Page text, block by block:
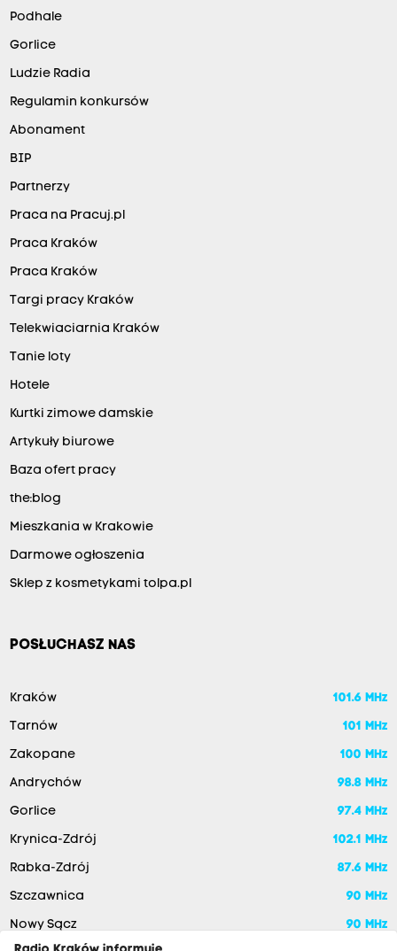
Podhale
Gorlice
Ludzie Radia
Regulamin konkursów
Abonament
BIP
Partnerzy
Praca na Pracuj.pl
Praca Kraków
Praca Kraków
Targi pracy Kraków
Telekwiaciarnia Kraków
Tanie loty
Hotele
Kurtki zimowe damskie
Artykuły biurowe
Baza ofert pracy
the:blog
Mieszkania w Krakowie
Darmowe ogłoszenia
Sklep z kosmetykami tolpa.pl
POSŁUCHASZ NAS
Kraków 101.6 MHz
Tarnów 101 MHz
Zakopane 100 MHz
Andrychów 98.8 MHz
Gorlice 97.4 MHz
Krynica-Zdrój 102.1 MHz
Rabka-Zdrój 87.6 MHz
Szczawnica 90 MHz
Nowy Sącz
90 MHz